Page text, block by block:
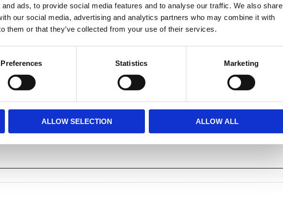
ads, to provide social media features and to analyse our traffic. We also share
our social media, advertising and analytics partners who may combine it with
them or that they’ve collected from your use of their services.
Preferences Statistics Marketing
ALLOW SELECTION ALLOW ALL
Dela med dig